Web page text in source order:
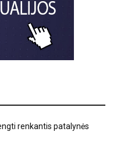
renkantis patalynės